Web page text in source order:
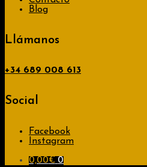
Blog
Llámanos
+34 689 008 613
Social
Facebook
Instagram
0,00€ 0